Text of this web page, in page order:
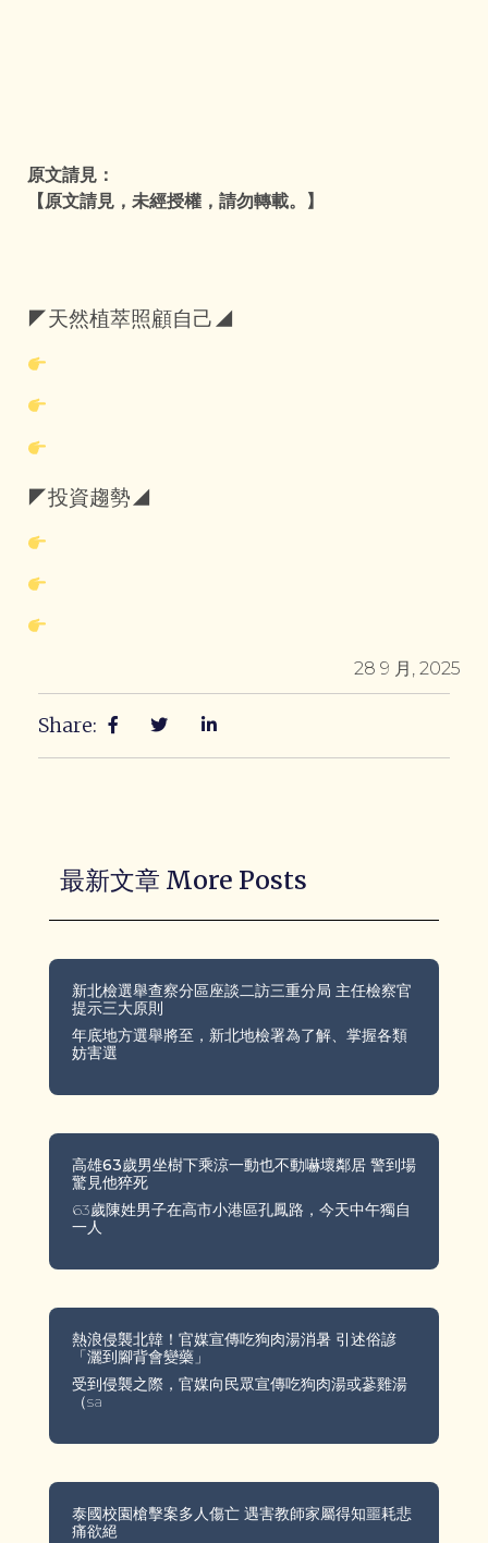
原文請見：
【原文請見，未經授權，請勿轉載。】
◤天然植萃照顧自己◢
◤投資趨勢◢
28 9 月, 2025
Share:
最新文章 More Posts
新北檢選舉查察分區座談二訪三重分局 主任檢察官
提示三大原則
年底地方選舉將至，新北地檢署為了解、掌握各類
妨害選
高雄63歲男坐樹下乘涼一動也不動嚇壞鄰居 警到場
驚見他猝死
63歲陳姓男子在高市小港區孔鳳路，今天中午獨自
一人
熱浪侵襲北韓！官媒宣傳吃狗肉湯消暑 引述俗諺
「灑到腳背會變藥」
受到侵襲之際，官媒向民眾宣傳吃狗肉湯或蔘雞湯
（sa
泰國校園槍擊案多人傷亡 遇害教師家屬得知噩耗悲
痛欲絕